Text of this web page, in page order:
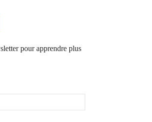
pour apprendre plus